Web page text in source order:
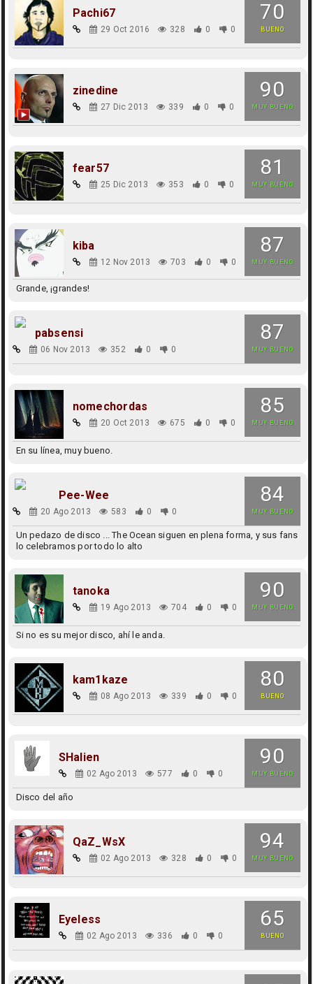
70
BUENO
Pachi67
29 Oct 2016 328 0 0
90
MUY BUENO
zinedine
27 Dic 2013 339 0 0
81
MUY BUENO
fear57
25 Dic 2013 353 0 0
87
MUY BUENO
kiba
12 Nov 2013 703 0 0
Grande, ¡grandes!
87
MUY BUENO
pabsensi
06 Nov 2013 352 0 0
85
MUY BUENO
nomechordas
20 Oct 2013 675 0 0
En su línea, muy bueno.
84
MUY BUENO
Pee-Wee
20 Ago 2013 583 0 0
Un pedazo de disco ... The Ocean siguen en plena forma, y sus fans
lo celebramos por todo lo alto
90
MUY BUENO
tanoka
19 Ago 2013 704 0 0
Si no es su mejor disco, ahí le anda.
80
BUENO
kam1kaze
08 Ago 2013 339 0 0
90
MUY BUENO
SHalien
02 Ago 2013 577 0 0
Disco del año
94
MUY BUENO
QaZ_WsX
02 Ago 2013 328 0 0
65
BUENO
Eyeless
02 Ago 2013 336 0 0